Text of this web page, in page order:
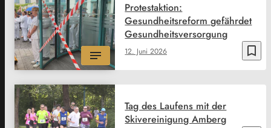
bookmark_border
12. Juni 2026
Protestaktion:
Gesundheitsreform gefährdet
Gesundheitsversorgung
Tag des Laufens mit der
Skivereinigung Amberg